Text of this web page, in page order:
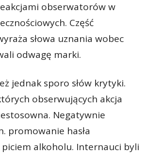
obserwatorów w
Część
słowa uznania wobec
odwagę marki.
jednak sporo słów krytyki.
obserwujących akcja
Negatywnie
promowanie hasła
piciem alkoholu. Internauci byli